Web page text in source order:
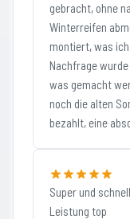
gebracht, ohne
Winterreifen
montiert, was
Nachfrage
was gemacht
noch die alten
bezahlt, eine
Super und
Leistung top